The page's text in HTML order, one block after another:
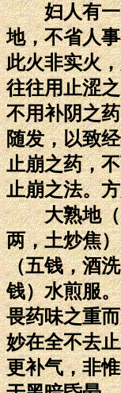
妇人有一时
地，不省人
此火非实火
往往用止涩
不用补阴之
随发，以致
止崩之药，
止崩之法。
大熟地（一
两，土炒焦
（五钱，酒
钱）水煎服
畏药味之重
妙在全不去
更补气，非